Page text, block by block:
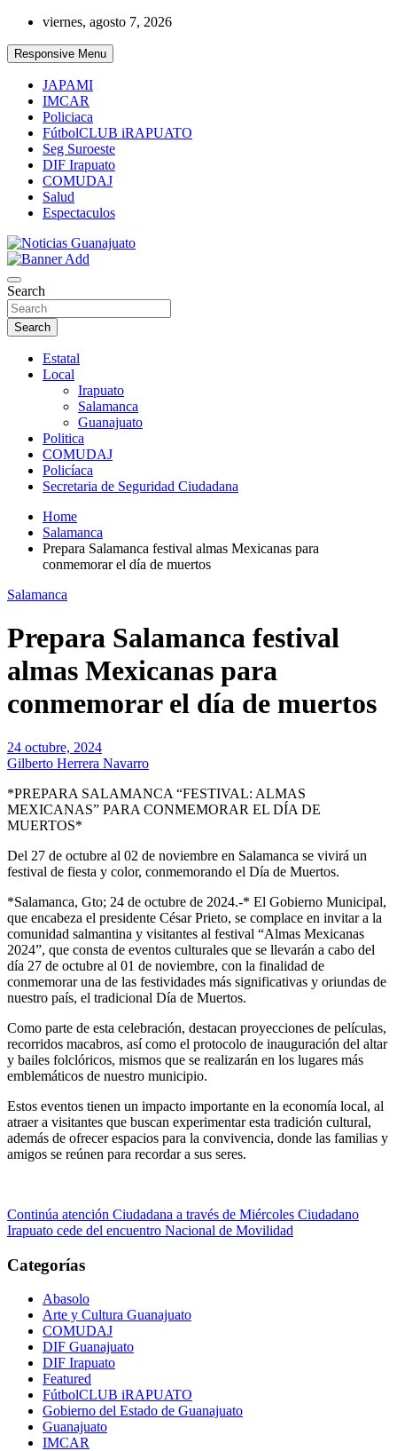
Skip
content
viernes, agosto 7, 2026
Responsive Menu
JAPAMI
IMCAR
Policiaca
FútbolCLUB iRAPUATO
Seg Suroeste
DIF Irapuato
COMUDAJ
Salud
Espectaculos
Noticias Guanajuato
Search
Search
Estatal
Local
Irapuato
Salamanca
Guanajuato
Politica
COMUDAJ
Policíaca
Secretaria de Seguridad Ciudadana
Home
Salamanca
Prepara Salamanca festival almas Mexicanas para
conmemorar el día de muertos
Salamanca
Prepara Salamanca festival
almas Mexicanas para
conmemorar el día de muertos
24 octubre, 2024
Gilberto Herrera Navarro
*PREPARA SALAMANCA “FESTIVAL: ALMAS
MEXICANAS” PARA CONMEMORAR EL DÍA DE
MUERTOS*
Del 27 de octubre al 02 de noviembre en Salamanca se vivirá un
festival de fiesta y color, conmemorando el Día de Muertos.
*Salamanca, Gto; 24 de octubre de 2024.-* El Gobierno Municipal,
que encabeza el presidente César Prieto, se complace en invitar a la
comunidad salmantina y visitantes al festival “Almas Mexicanas
2024”, que consta de eventos culturales que se llevarán a cabo del
día 27 de octubre al 01 de noviembre, con la finalidad de
conmemorar una de las festividades más significativas y oriundas de
nuestro país, el tradicional Día de Muertos.
Como parte de esta celebración, destacan proyecciones de películas,
recorridos macabros, así como el protocolo de inauguración del altar
y bailes folclóricos, mismos que se realizarán en los lugares más
emblemáticos de nuestro municipio.
Estos eventos tienen un impacto importante en la economía local, al
atraer a visitantes que buscan experimentar esta tradición cultural,
además de ofrecer espacios para la convivencia, donde las familias y
amigos se reúnen para recordar a sus seres.
Navegación
de
entradas
Continúa atención Ciudadana a través de Miércoles Ciudadano
Irapuato cede del encuentro Nacional de Movilidad
Categorías
Abasolo
Arte y Cultura Guanajuato
COMUDAJ
DIF Guanajuato
DIF Irapuato
Featured
FútbolCLUB iRAPUATO
Gobierno del Estado de Guanajuato
Guanajuato
IMCAR